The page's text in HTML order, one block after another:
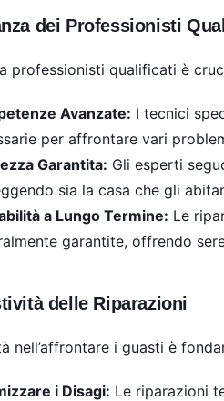
dei Professionisti
professionisti qualificati è
Avanzate: I tecnici
per affrontare vari
Garantita: Gli esperti
sia la casa che gli
a Lungo Termine: Le
garantite, offrendo
delle Riparazioni
nell’affrontare i guasti è
i Disagi: Le riparazioni